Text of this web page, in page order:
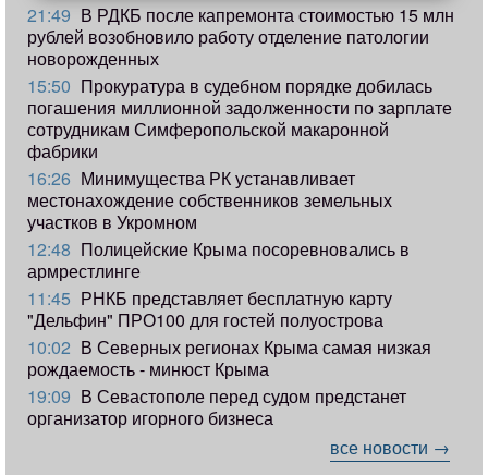
21:49 В РДКБ после капремонта стоимостью 15 млн
рублей возобновило работу отделение патологии
новорожденных
15:50 Прокуратура в судебном порядке добилась
погашения миллионной задолженности по зарплате
сотрудникам Симферопольской макаронной
фабрики
16:26 Минимущества РК устанавливает
местонахождение собственников земельных
участков в Укромном
12:48 Полицейские Крыма посоревновались в
армрестлинге
11:45 РНКБ представляет бесплатную карту
"Дельфин" ПРО100 для гостей полуострова
10:02 В Северных регионах Крыма самая низкая
рождаемость - минюст Крыма
19:09 В Севастополе перед судом предстанет
организатор игорного бизнеса
все новости →